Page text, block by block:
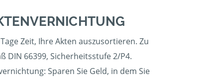
Zeit, Ihre Akten auszusortieren. Zu
66399, Sicherheitsstufe 2/P4.
Sparen Sie Geld, in dem Sie